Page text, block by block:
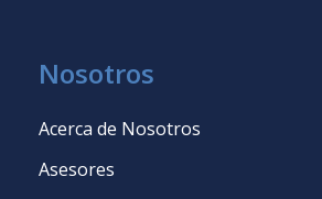
Nosotros
Acerca de Nosotros
Asesores